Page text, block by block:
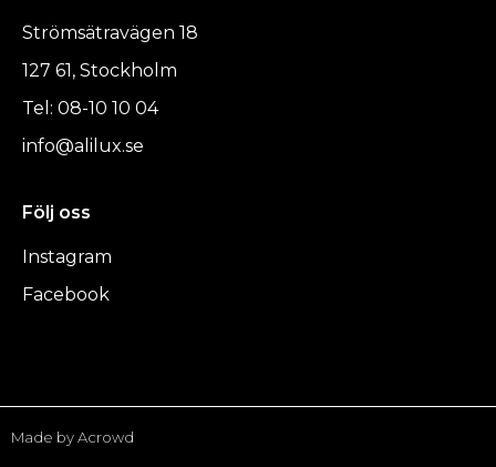
Strömsätravägen 18
127 61, Stockholm
Tel: 08-10 10 04
info@alilux.se
Följ oss
Instagram
Facebook
Made by Acrowd